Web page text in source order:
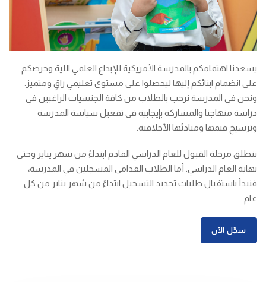
يسعدنا اهتمامكم بالمدرسة الأمريكية للإبداع العلمي اللية وحرصكم
على انضمام ابنائكم إليها ليحصلوا على مستوى تعليمي راقٍ ومتميز.
ونحن في المدرسة نرحب بالطلاب من كافة الجنسيات الراغبين في
دراسة منهاجنا والمشاركة بإيجابية في تفعيل سياسة المدرسة
وترسيخ قيمها ومبادئها الأخلاقية.
تنطلق مرحلة القبول للعام الدراسي القادم ابتداءً من شهر يناير وحتى
نهاية العام الدراسي. أما الطلاب القدامى المسجلين في المدرسة،
فنبدأ باستقبال طلبات تجديد التسجيل ابتداءً من شهر يناير من كل
عام.
سجّل الآن